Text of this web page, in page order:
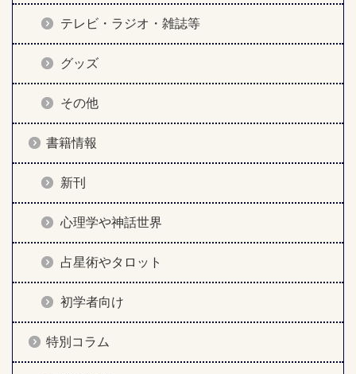
テレビ・ラジオ・雑誌等
グッズ
その他
書籍情報
新刊
心理学や神話世界
占星術やタロット
初学者向け
特別コラム